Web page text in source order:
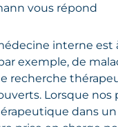
vous répond
interne
exemple, de
recherche
Lorsque
dans